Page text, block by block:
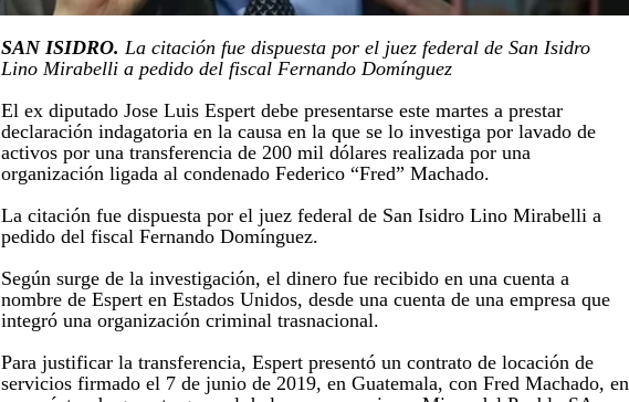
SAN ISIDRO. La citación fue dispuesta por el juez federal de San Isidro
Lino Mirabelli a pedido del fiscal Fernando Domínguez
El ex diputado Jose Luis Espert debe presentarse este martes a prestar
declaración indagatoria en la causa en la que se lo investiga por lavado de
activos por una transferencia de 200 mil dólares realizada por una
organización ligada al condenado Federico “Fred” Machado.
La citación fue dispuesta por el juez federal de San Isidro Lino Mirabelli a
pedido del fiscal Fernando Domínguez.
Según surge de la investigación, el dinero fue recibido en una cuenta a
nombre de Espert en Estados Unidos, desde una cuenta de una empresa que
integró una organización criminal trasnacional.
Para justificar la transferencia, Espert presentó un contrato de locación de
servicios firmado el 7 de junio de 2019, en Guatemala, con Fred Machado, en